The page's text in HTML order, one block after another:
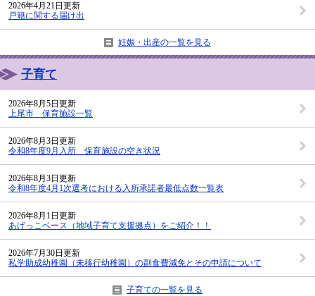
2026年4月21日更新
戸籍に関する届け出
妊娠・出産の一覧を見る
子育て
2026年8月5日更新
上尾市 保育施設一覧
2026年8月3日更新
令和8年度9月入所 保育施設の空き状況
2026年8月3日更新
令和8年度4月1次選考における入所承諾者最低点数一覧表
2026年8月1日更新
あげっこベース（地域子育て支援拠点）をご紹介！！
2026年7月30日更新
私学助成幼稚園（未移行幼稚園）の副食費減免とその申請について
子育ての一覧を見る